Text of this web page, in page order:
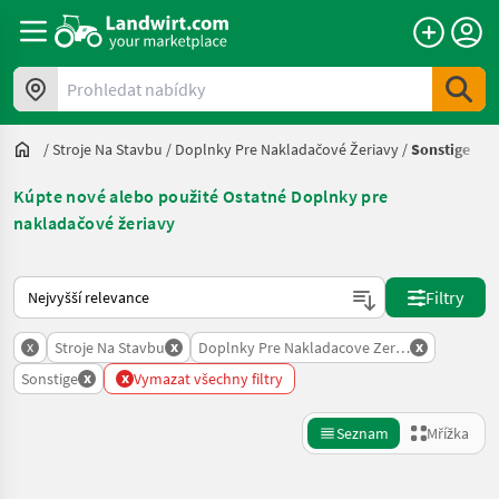
Prohledat nabídky
/Stroje Na Stavbu / Doplnky Pre Nakladačové Žeriavy /Sonstige
Kúpte nové alebo použité Ostatné Doplnky pre
nakladačové žeriavy
Takto se řadí nabídky na Landwirt.com
Filtry
x Stroje Na Stavbu x Doplnky Pre Nakladacove Zeriavy
x
Sonstige x x Vymazat všechny filtry
Seznam Mřížka